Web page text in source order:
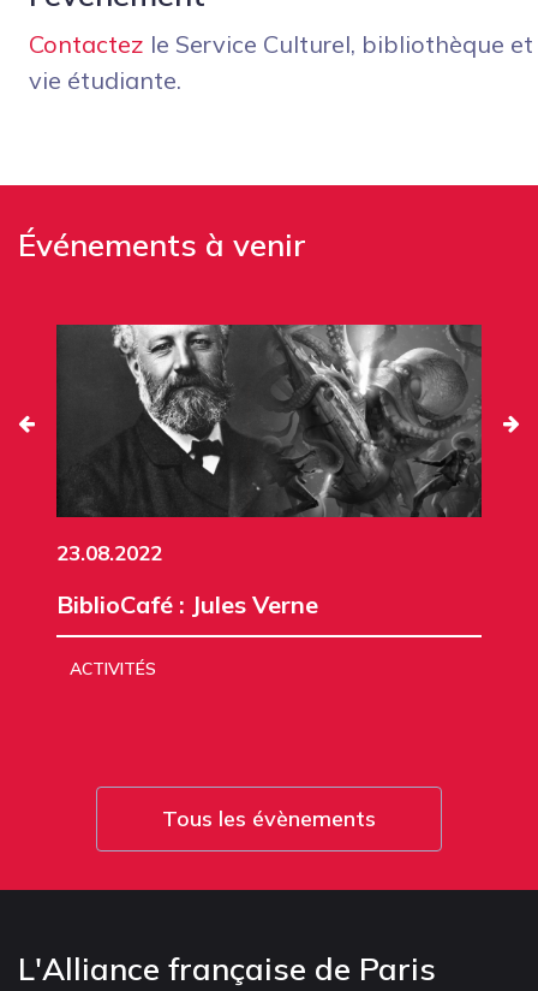
Contactez le Service Culturel, bibliothèque et
vie étudiante.
Événements à venir
23.08.2022
BiblioCafé : Jules Verne
ACTIVITÉS
Tous les évènements
L'Alliance française de Paris